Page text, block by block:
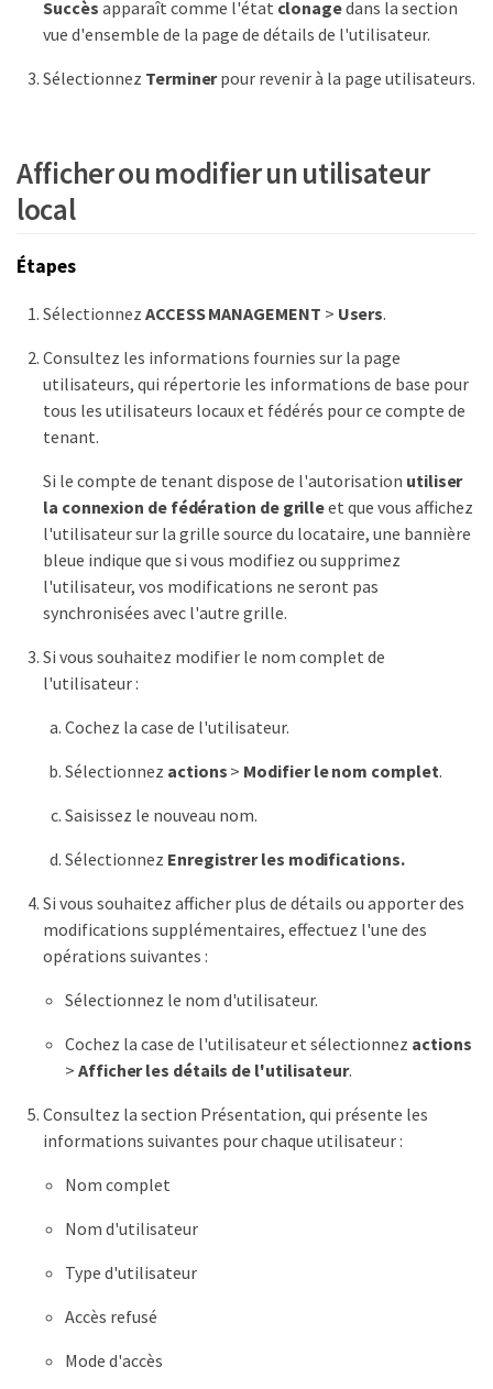
Succès apparaît comme l'état clonagedans la section
vue d'ensemble de la page de détails de l'utilisateur.
Sélectionnez Terminerpour revenir à la page utilisateurs.
Afficher ou modifier un utilisateur
local
Étapes
Sélectionnez ACCESS MANAGEMENT > Users.
Consultez les informations fournies sur la page
utilisateurs, qui répertorie les informations de base pour
tous les utilisateurs locaux et fédérés pour ce compte de
tenant.
Si le compte de tenant dispose de l'autorisation utiliser
la connexion de fédération de grilleet que vous affichez
l'utilisateur sur la grille source du locataire, une bannière
bleue indique que si vous modifiez ou supprimez
l'utilisateur, vos modifications ne seront pas
synchronisées avec l'autre grille.
Si vous souhaitez modifier le nom complet de
l'utilisateur :
Cochez la case de l'utilisateur.
Sélectionnez actions > Modifier le nom complet.
Saisissez le nouveau nom.
Sélectionnez Enregistrer les modifications.
Si vous souhaitez afficher plus de détails ou apporter des
modifications supplémentaires, effectuez l'une des
opérations suivantes :
Sélectionnez le nom d'utilisateur.
Cochez la case de l'utilisateur et sélectionnez actions
> Afficher les détails de l'utilisateur.
Consultez la section Présentation, qui présente les
informations suivantes pour chaque utilisateur :
Nom complet
Nom d'utilisateur
Type d'utilisateur
Accès refusé
Mode d'accès